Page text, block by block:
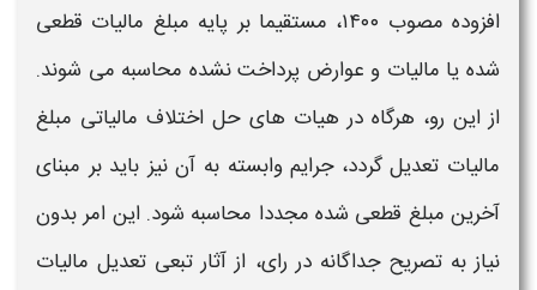
افزوده مصوب ۱۴۰۰، مستقیما بر پایه مبلغ
مالیات قطعی‌
شده یا مالیات و عوارض پرداخت‌ نشده محاسبه می‌ شوند.
از این رو، هرگاه در هیات‌ های حل اختلاف مالیاتی مبلغ
مالیات تعدیلگردد،جرایموابسته به آن نیز باید بر مبنای
آخرین مبلغ قطعی‌ شده مجددا محاسبه شود. این امر بدون
نیاز به تصریح جداگانه در رای، از آثار تبعی تعدیل مالیات